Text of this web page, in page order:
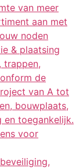
van meer
aan met
noden
& plaatsing
trappen,
de
van A tot
bouwplaats,
en toegankelijk.
voor